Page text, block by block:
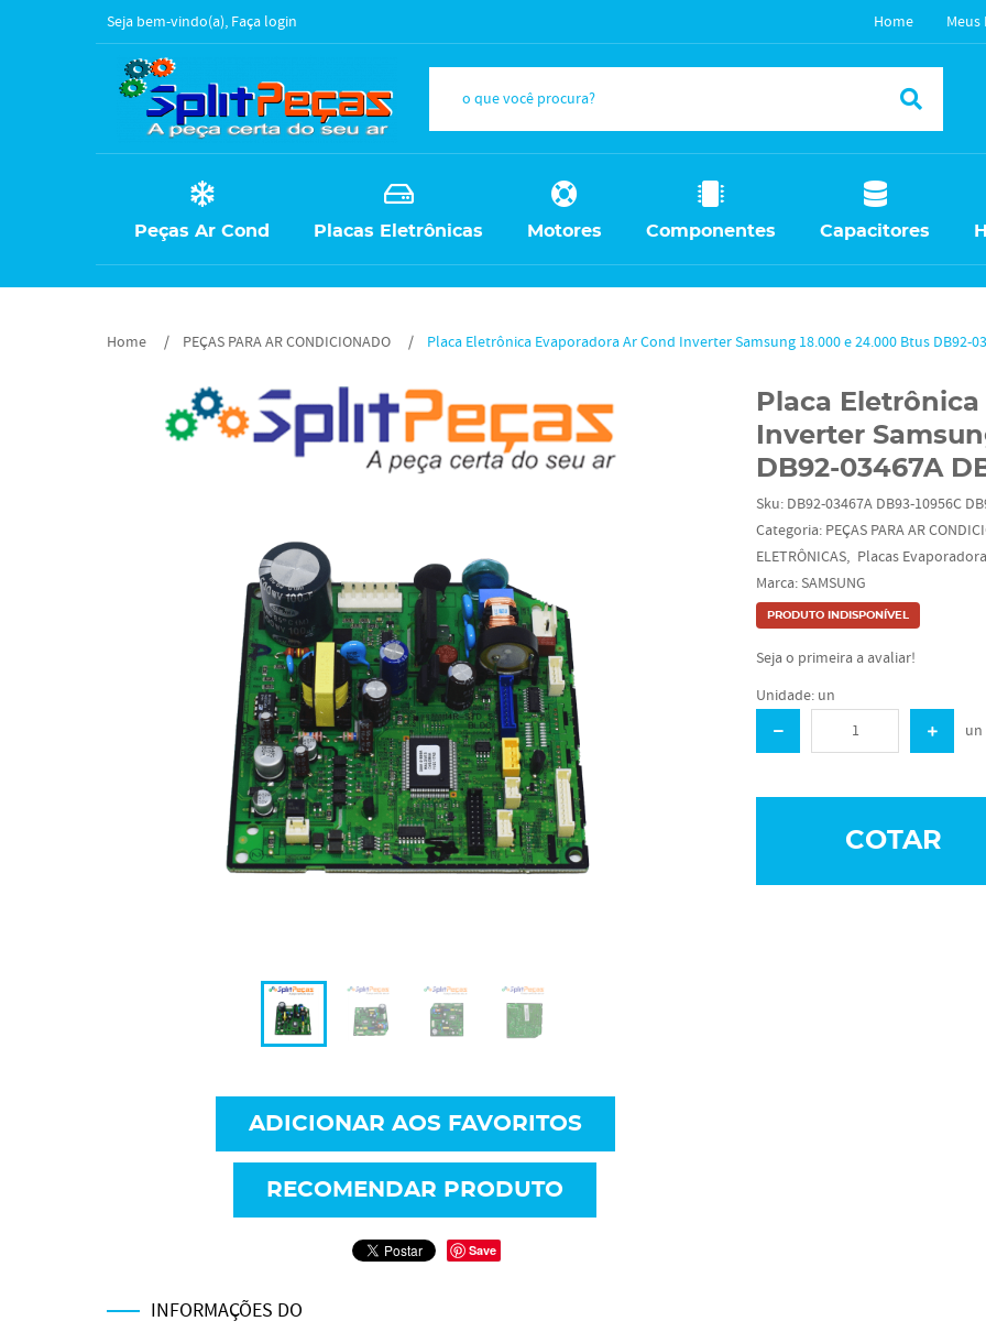
Seja bem-vindo(a), Faça login Home Meus
Peças Ar Cond Placas Eletrônicas Motores Componentes Capacitores
Home PEÇAS PARA AR CONDICIONADO Placa Eletrônica Evaporadora Ar Cond Inverter Samsung 18.000 e 24.000 Btus DB92-
ADICIONAR AOS FAVORITOS
RECOMENDAR PRODUTO
Save
Placa
Inverter
DB92-03467A
Sku: DB92-03467A DB93-10956C
Categoria: PEÇAS PARA AR
ELETRÔNICAS
Placas Evaporadora
Marca: SAMSUNG
PRODUTO INDISPONÍVEL
Seja o primeira a avaliar!
Unidade: un
un
COTAR
INFORMAÇÕES DO